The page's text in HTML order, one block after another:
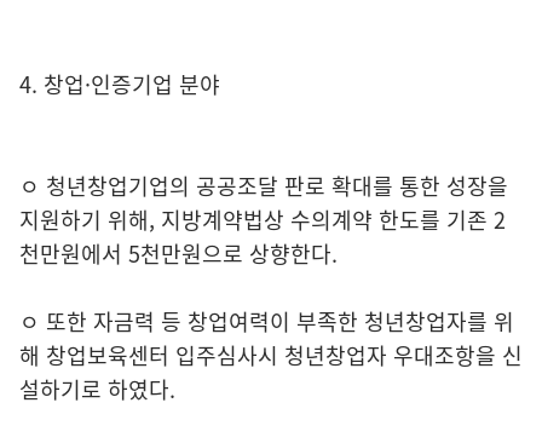
4. 창업·인증기업 분야
ㅇ 청년창업기업의 공공조달 판로 확대를 통한 성장을
지원하기 위해, 지방계약법상 수의계약 한도를 기존 2
천만원에서 5천만원으로 상향한다.
ㅇ 또한 자금력 등 창업여력이 부족한 청년창업자를 위
해 창업보육센터 입주심사시 청년창업자 우대조항을 신
설하기로 하였다.